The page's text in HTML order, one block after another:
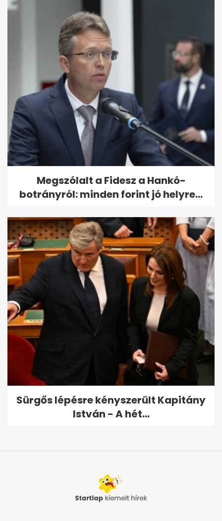
Megszólalt a Fidesz a Hankó-
botrányról: minden forint jó helyre...
Sürgős lépésre kényszerült Kapitány
István - A hét...